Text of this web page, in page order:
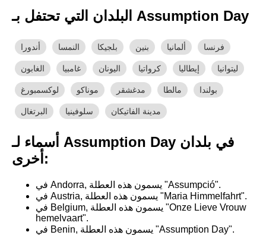
البلدان التي تحتفل بـ Assumption Day
أندورا النمسا بلجيكا بنين ألمانيا فرنسا
الغابون غامبيا اليونان كرواتيا إيطاليا ليتوانيا
لوكسمبورغ موناكو مدغشقر مالطا بولندا
البرتغال سلوفينيا مدينة الفاتيكان
أسماء لـ Assumption Day في بلدان
أخرى:
في Andorra, يسمون هذه العطلة "Assumpció".
في Austria, يسمون هذه العطلة "Maria Himmelfahrt".
في Belgium, يسمون هذه العطلة "Onze Lieve Vrouw
hemelvaart".
في Benin, يسمون هذه العطلة "Assumption Day".